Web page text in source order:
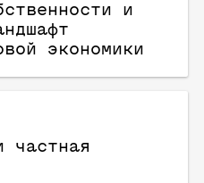
и
экономики
частная